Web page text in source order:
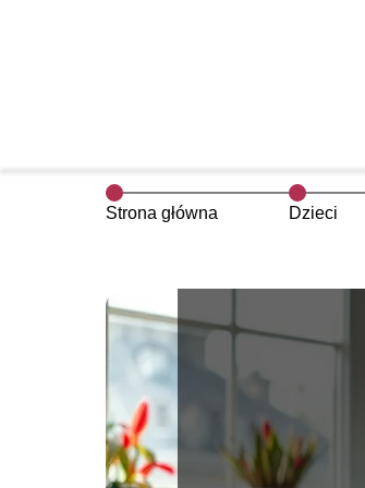
Strona główna Dzieci